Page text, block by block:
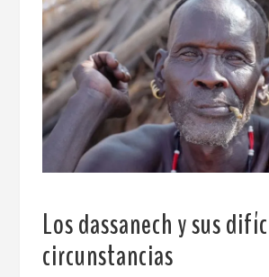
Los dassanech y sus
circunstancias